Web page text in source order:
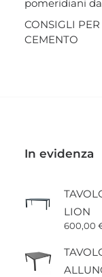
pomeridiani
CONSIGLI
CEMENTO
In evidenza
LION
600,00